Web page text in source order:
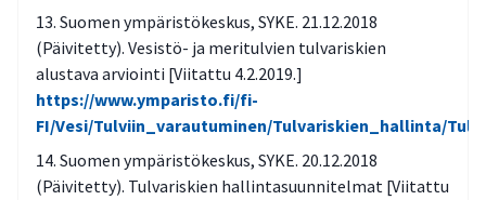
Suomen ympäristökeskus, SYKE. 21.12.2018
(Päivitetty). Vesistö- ja meritulvien tulvariskien
alustava arviointi [Viitattu 4.2.2019.]
https://www.ymparisto.fi/fi-
FI/Vesi/Tulviin_varautuminen/Tulvariskien_hallinta/
Suomen ympäristökeskus, SYKE. 20.12.2018
(Päivitetty). Tulvariskien hallintasuunnitelmat [Viitattu